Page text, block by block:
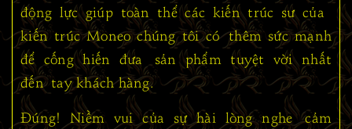
động lực giúp toàn thể các kiến trúc sư của
kiến trúc Moneo chúng tôi có thêm sức mạnh
để cống hiến đưa sản phẩm tuyệt vời nhất
đến tay khách hàng.
Đúng! Niềm vui của sự hài lòng nghe cảm